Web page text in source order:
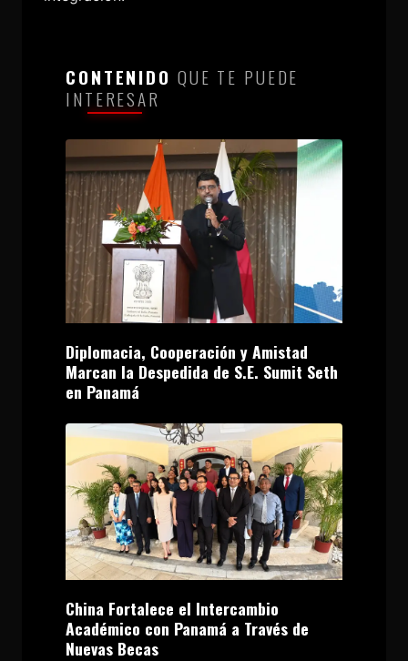
CONTENIDO QUE TE PUEDE
INTERESAR
Diplomacia, Cooperación y Amistad
Marcan la Despedida de S.E. Sumit Seth
en Panamá
China Fortalece el Intercambio
Académico con Panamá a Través de
Nuevas Becas